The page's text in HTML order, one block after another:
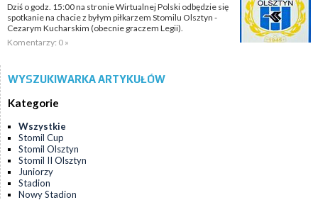
Dziś o godz. 15:00 na stronie Wirtualnej Polski odbędzie się
spotkanie na chacie z byłym piłkarzem Stomilu Olsztyn -
Cezarym Kucharskim (obecnie graczem Legii).
Komentarzy: 0 »
WYSZUKIWARKA ARTYKUŁÓW
Kategorie
Wszystkie
Stomil Cup
Stomil Olsztyn
Stomil II Olsztyn
Juniorzy
Stadion
Nowy Stadion